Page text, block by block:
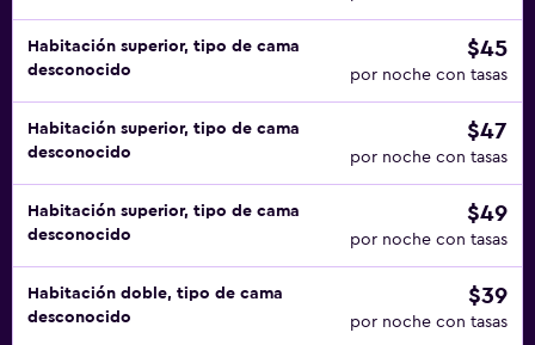
Habitación superior, tipo de cama
desconocido
$45
por noche con tasas
Habitación superior, tipo de cama
desconocido
$47
por noche con tasas
Habitación superior, tipo de cama
desconocido
$49
por noche con tasas
Habitación doble, tipo de cama
desconocido
$39
por noche con tasas